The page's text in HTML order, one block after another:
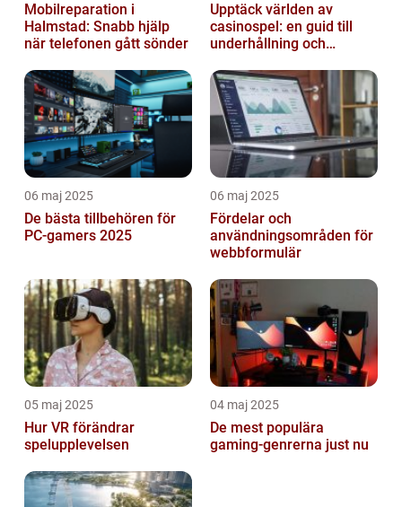
Mobilreparation i
Halmstad: Snabb hjälp
när telefonen gått sönder
Upptäck världen av
casinospel: en guid till
underhållning och
06 maj 2025
De bästa tillbehören för
PC-gamers 2025
06 maj 2025
Fördelar och
användningsområden för
webbformulär
05 maj 2025
Hur VR förändrar
spelupplevelsen
04 maj 2025
De mest populära
gaming-genrerna just nu